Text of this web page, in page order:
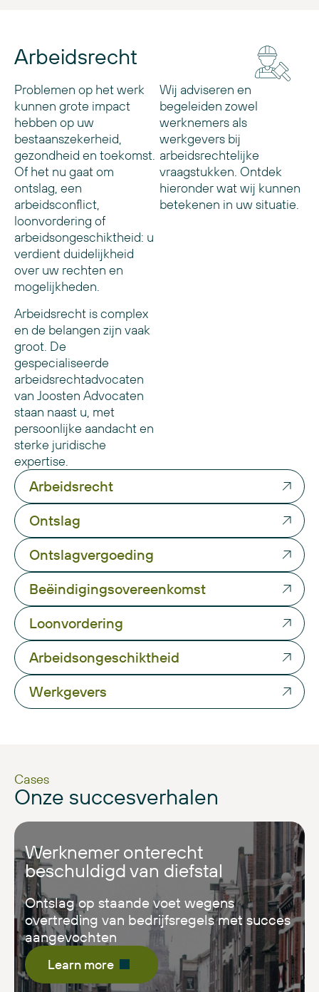
Arbeidsrecht
Problemen op het werk
kunnen grote impact
hebben op uw
bestaanszekerheid,
gezondheid en toekomst.
Of het nu gaat om
ontslag, een
arbeidsconflict,
loonvordering of
arbeidsongeschiktheid: u
verdient duidelijkheid
over uw rechten en
mogelijkheden.
Arbeidsrecht is complex
en de belangen zijn vaak
groot. De
gespecialiseerde
arbeidsrechtadvocaten
van Joosten Advocaten
staan naast u, met
persoonlijke aandacht en
sterke juridische
expertise.
Wij adviseren en
begeleiden zowel
werknemers als
werkgevers bij
arbeidsrechtelijke
vraagstukken. Ontdek
hieronder wat wij kunnen
betekenen in uw situatie.
Arbeidsrecht
Ontslag
Ontslagvergoeding
Beëindigingsovereenkomst
Loonvordering
Arbeidsongeschiktheid
Werkgevers
Cases
Onze succesverhalen
Werknemer onterecht
beschuldigd van diefstal
Ontslag op staande voet wegens
overtreding van bedrĳfsregels met succes
aangevochten
Learn more